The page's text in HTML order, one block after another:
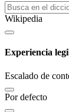
Wikipedia
Experiencia
Escalado de
Por defecto